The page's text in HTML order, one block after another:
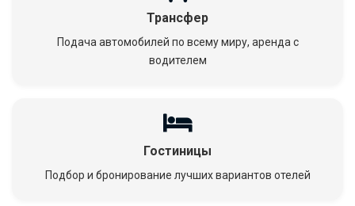
Трансфер
Подача автомобилей по всему миру, аренда с
водителем
Гостиницы
Подбор и бронирование лучших вариантов отелей